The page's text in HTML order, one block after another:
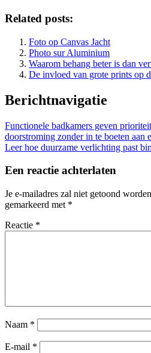
Related posts:
Foto op Canvas Jacht
Photo sur Aluminium
Waarom behang beter is dan
De invloed van grote prints op
Berichtnavigatie
Functionele badkamers geven
doorstroming zonder in te boeten aan
Leer hoe duurzame verlichting past
Een reactie achterlaten
Je e-mailadres zal niet getoond
gemarkeerd met *
Reactie *
Naam *
E-mail *